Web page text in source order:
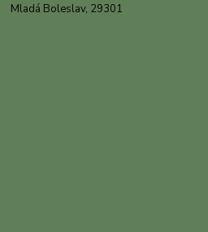
Mladá Boleslav, 29301